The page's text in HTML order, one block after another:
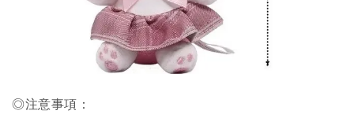
◎注意事項：